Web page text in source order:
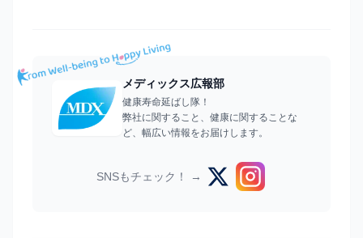
メディックス広報部
健康寿命延ばし隊！
弊社に関すること、健康に関することな
ど、幅広い情報をお届けします。
SNSもチェック！ →